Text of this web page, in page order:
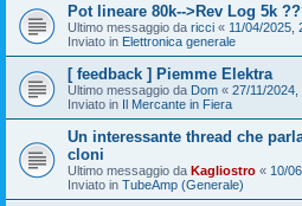
Pot lineare 80k-->Rev Log 5k
Ultimo messaggio da ricci « 11/04/2025,
Inviato in Elettronica generale
[ feedback ] Piemme Elektra
Ultimo messaggio da Dom « 27/11/2024,
Inviato in Il Mercante in Fiera
Un interessante thread che
cloni
Ultimo messaggio da Kagliostro « 10/
Inviato in TubeAmp (Generale)